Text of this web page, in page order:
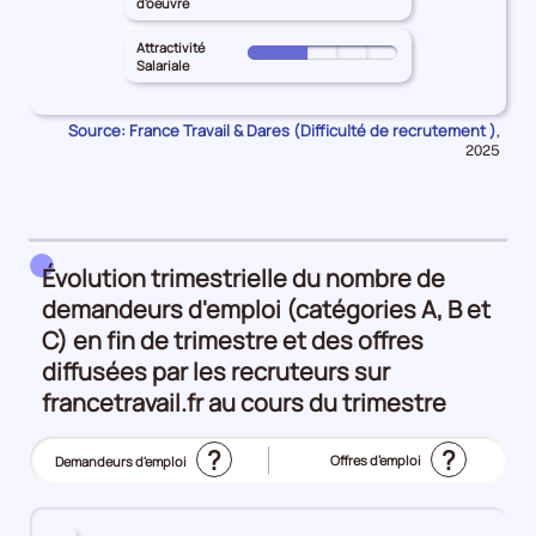
10%
les
Inadéquation
MARNE
pour
les
d'embauche
ET-
MARNE
pour
les
métier
25%
le
territoire
ET-
main
d'oeuvre
25%
Attractivité
Salariale
Pour
le
territoire
principal
pour
les
Attractivité
Salariale
25%
Source: France Travail & Dares (Difficulté de recrutement ),
2025
Évolution trimestrielle du nombre de
demandeurs d'emploi (catégories A, B et
C) en fin de trimestre et des offres
diffusées par les recruteurs sur
francetravail.fr au cours du trimestre
Demandeurs d'emploi
(Affichage ? Offres d’emploi ?